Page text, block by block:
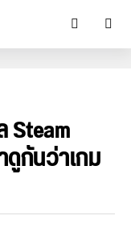
Steam
ดูกันว่าเกม